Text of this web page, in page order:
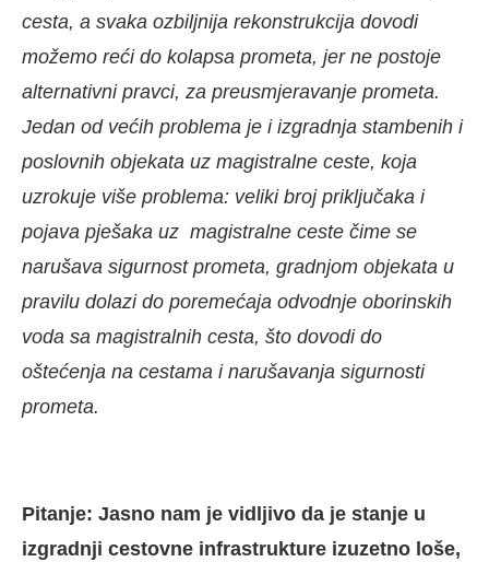
cesta, a svaka ozbiljnija rekonstrukcija dovodi
možemo reći do kolapsa prometa, jer ne postoje
alternativni pravci, za preusmjeravanje prometa.
Jedan od većih problema je i izgradnja stambenih i
poslovnih objekata uz magistralne ceste, koja
uzrokuje više problema: veliki broj priključaka i
pojava pješaka uz magistralne ceste čime se
narušava sigurnost prometa, gradnjom objekata u
pravilu dolazi do poremećaja odvodnje oborinskih
voda sa magistralnih cesta, što dovodi do
oštećenja na cestama i narušavanja sigurnosti
prometa.
Pitanje: Jasno nam je vidljivo da je stanje u
izgradnji cestovne infrastrukture izuzetno loše,